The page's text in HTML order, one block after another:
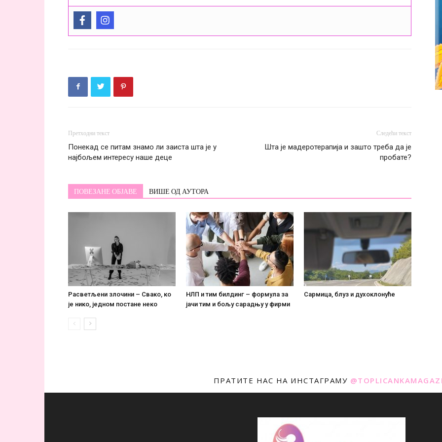
Претходни текст
Понекад се питам знамо ли заиста шта је у
најбољем интересу наше деце
Следећи текст
Шта је мадеротерапија и зашто треба да је
пробате?
ПОВЕЗАНЕ ОБЈАВЕ ВИШЕ ОД АУТОРА
Расветљени злочини – Свако, ко
је нико, једном постане некo
НЛП и тим билдинг – формула за
јачи тим и бољу сарадњу у фирми
Сармица, блуз и духоклонуће
ПРАТИТЕ НАС НА ИНСТАГРАМУ